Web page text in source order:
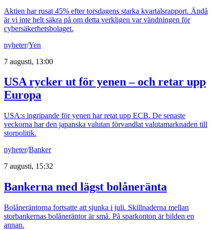
Aktien har rusat 45% efter torsdagens starka kvartalsrapport. Ändå
är vi inte helt säkra på om detta verkligen var vändningen för
cybersäkerhetsbolaget.
nyheter/Yen
7 augusti, 13:00
USA rycker ut för yenen – och retar upp
Europa
USA:s ingripande för yenen har retat upp ECB. De senaste
veckorna har den japanska valutan förvandlat valutamarknaden till
storpolitik.
nyheter/Banker
7 augusti, 15:32
Bankerna med lägst bolåneränta
Bolåneräntorna fortsatte att sjunka i juli. Skillnaderna mellan
storbankernas bolåneräntor är små. På sparkonton är bilden en
annan.